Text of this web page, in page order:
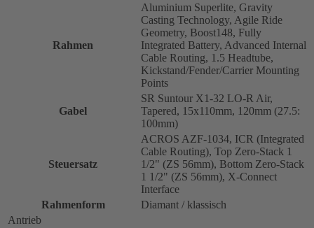
Rahmen
Aluminium Superlite, Gravity
Casting Technology, Agile Ride
Geometry, Boost148, Fully
Integrated Battery, Advanced Internal
Cable Routing, 1.5 Headtube,
Kickstand/Fender/Carrier Mounting
Points
Gabel
SR Suntour X1-32 LO-R Air,
Tapered, 15x110mm, 120mm (27.5:
100mm)
Steuersatz
ACROS AZF-1034, ICR (Integrated
Cable Routing), Top Zero-Stack 1
1/2" (ZS 56mm), Bottom Zero-Stack
1 1/2" (ZS 56mm), X-Connect
Interface
Rahmenform
Diamant / klassisch
Antrieb